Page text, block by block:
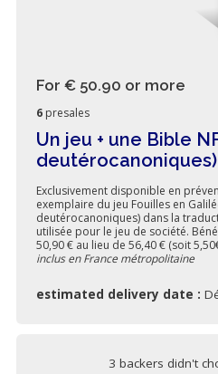
For € 50.90 or more
6 presales
Un jeu + une Bible
deutérocanoniques)
Exclusivement disponible en
exemplaire du jeu Fouilles en
deutérocanoniques) dans la
utilisée pour le jeu de société.
50,90 € au lieu de 56,40 € (soit
inclus en France métropolitaine
estimated delivery date :
3 backers didn't